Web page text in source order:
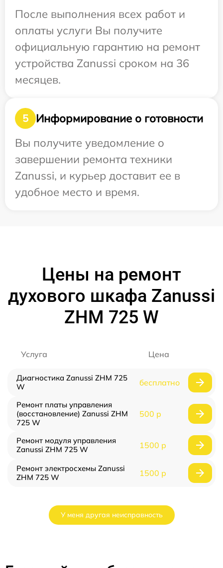
После выполнения всех работ и
оплаты услуги Вы получите
официальную гарантию на ремонт
устройства Zanussi сроком на 36
месяцев.
5
Информирование о готовности
Вы получите уведомление о
завершении ремонта техники
Zanussi, и курьер доставит ее в
удобное место и время.
Цены на ремонт
духового шкафа Zanussi
ZHM 725 W
Услуга Цена
Диагностика Zanussi ZHM 725
W
бесплатно
Ремонт платы управления
(восстановление) Zanussi ZHM
725 W
500 р
Ремонт модуля управления
Zanussi ZHM 725 W
1500 р
Ремонт электросхемы Zanussi
ZHM 725 W
1500 р
У меня другая неисправность